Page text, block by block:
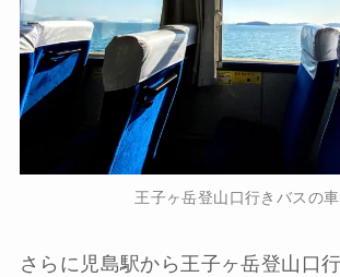
王子ヶ岳登山口行きバスの
さらに児島駅から王子ヶ岳登山口